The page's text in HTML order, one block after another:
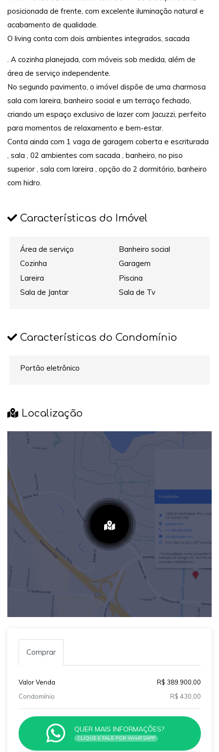
posicionada de frente, com excelente iluminação natural e
acabamento de qualidade.
O living conta com dois ambientes integrados, sacada
. A cozinha planejada, com móveis sob medida, além de
área de serviço independente.
No segundo pavimento, o imóvel dispõe de uma charmosa
sala com lareira, banheiro social e um terraço fechado,
criando um espaço exclusivo de lazer com Jacuzzi, perfeito
para momentos de relaxamento e bem-estar.
Conta ainda com 1 vaga de garagem coberta e escriturada
, sala , 02 ambientes com sacada , banheiro, no piso
superior , sala com lareira , opção do 2 dormitório, banheiro
com hidro.
Características do Imóvel
Área de serviço
Banheiro social
Cozinha
Garagem
Lareira
Piscina
Sala de Jantar
Sala de Tv
Características do Condomínio
Portão eletrônico
Localização
Comprar
Valor Venda
R$ 389.900,00
Condomínio
R$ 430,00
QUER MAIS INFORMAÇÕES?
CLIQUE E FALE POR WHATSAPP